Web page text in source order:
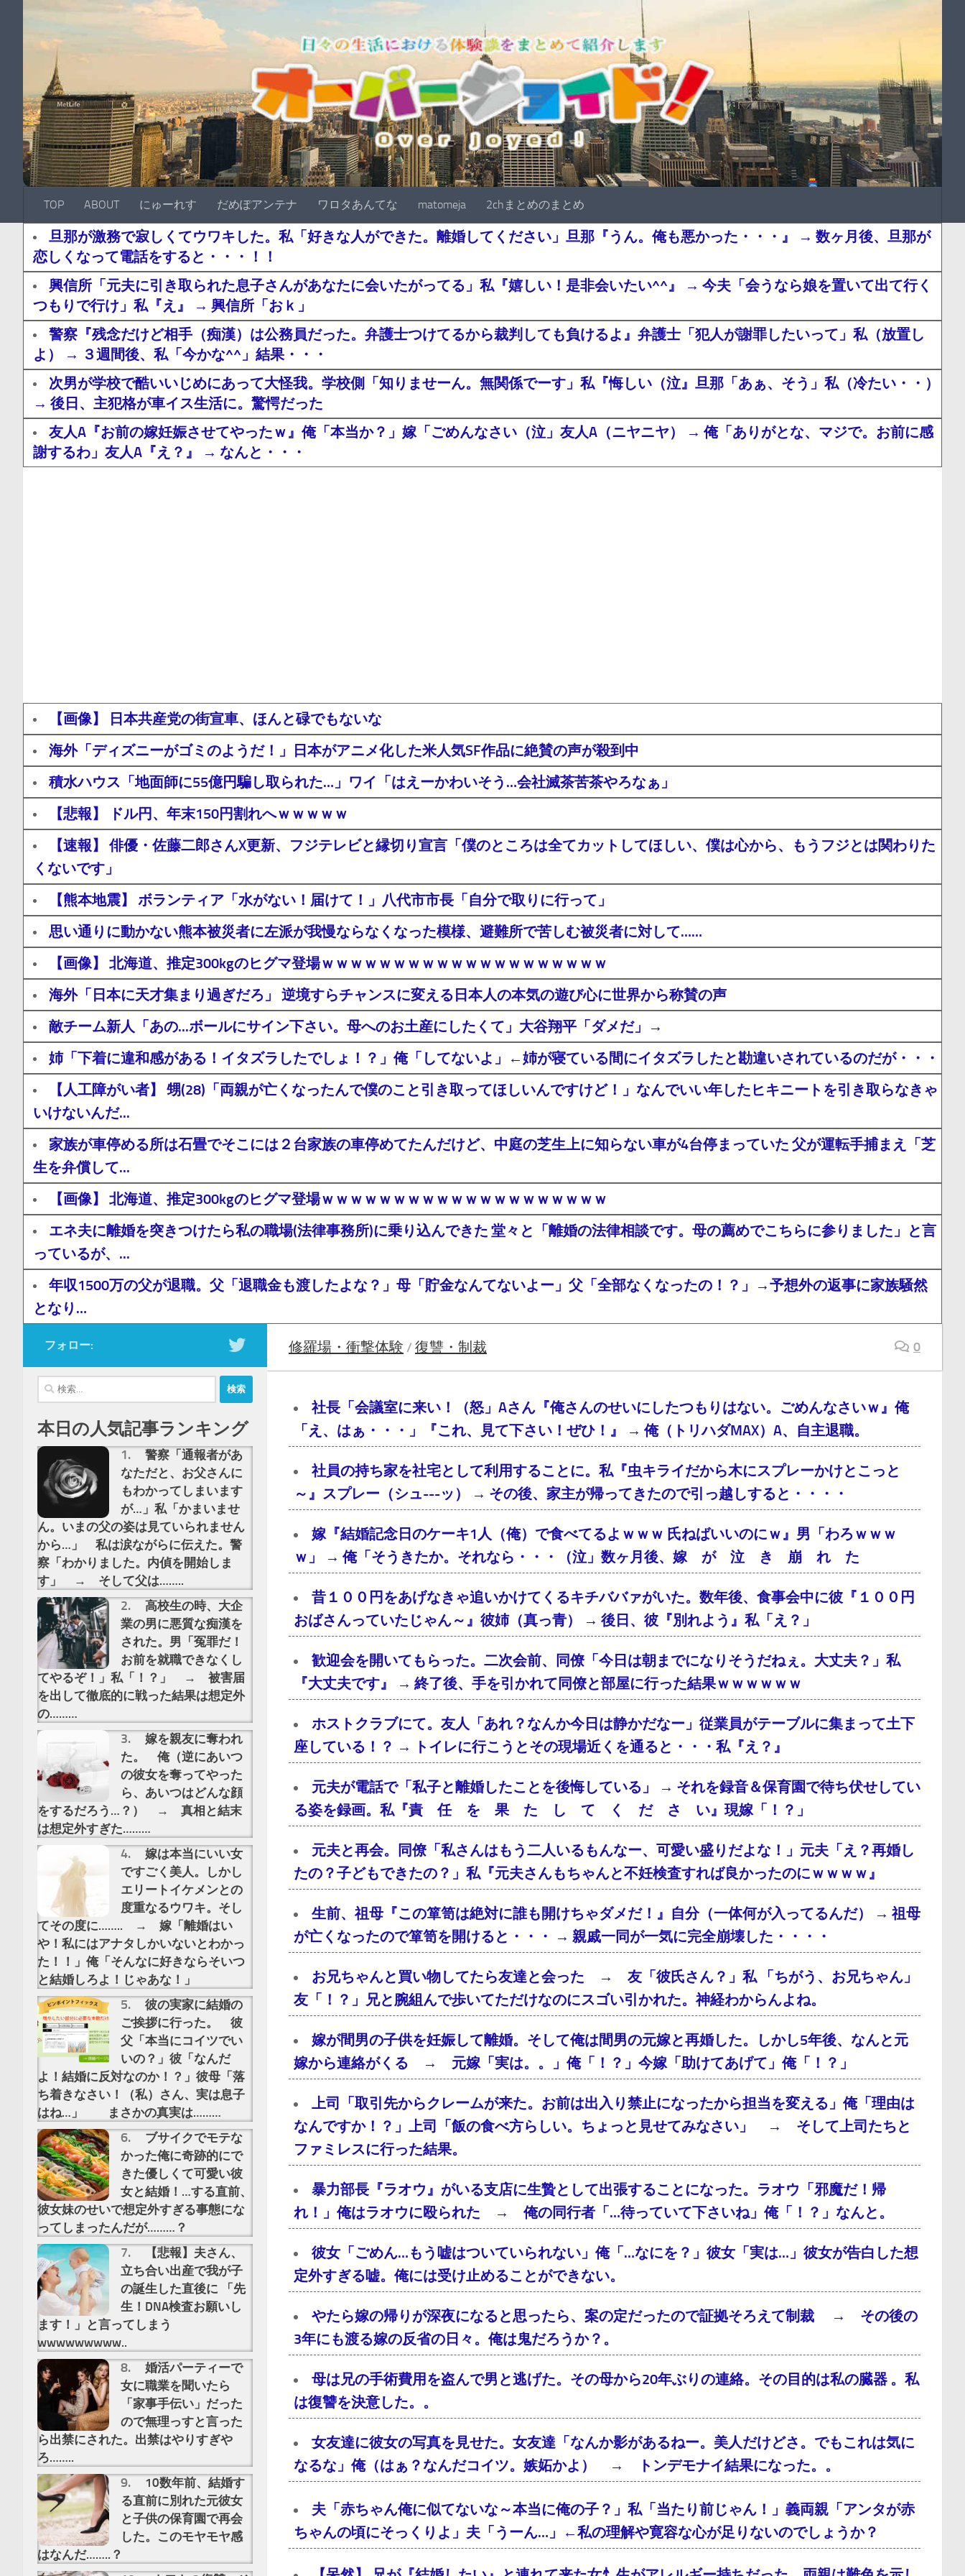
TOP ABOUT にゅーれす だめぽアンテナ ワロタあんてな matomeja 2chまとめのまとめ
旦那が激務で寂しくてウワキした。私「好きな人ができた。離婚してください」旦那『うん。俺も悪かった・・・』 → 数ヶ月後、旦那が
恋しくなって電話をすると・・・！！
興信所「元夫に引き取られた息子さんがあなたに会いたがってる」私『嬉しい！是非会いたい^^』 → 今夫「会うなら娘を置いて出て行く
つもりで行け」私『え』 → 興信所「おｋ」
警察『残念だけど相手（痴漢）は公務員だった。弁護士つけてるから裁判しても負けるよ』弁護士「犯人が謝罪したいって」私（放置し
よ） → ３週間後、私「今かな^^」結果・・・
次男が学校で酷いいじめにあって大怪我。学校側「知りませーん。無関係でーす」私『悔しい（泣』旦那「あぁ、そう」私（冷たい・・）
→ 後日、主犯格が車イス生活に。驚愕だった
友人A『お前の嫁妊娠させてやったｗ』俺「本当か？」嫁「ごめんなさい（泣」友人A（ニヤニヤ） → 俺「ありがとな、マジで。お前に感
謝するわ」友人A『え？』 → なんと・・・
【画像】 日本共産党の街宣車、ほんと碌でもないな
海外「ディズニーがゴミのようだ！」日本がアニメ化した米人気SF作品に絶賛の声が殺到中
積水ハウス「地面師に55億円騙し取られた…」ワイ「はえーかわいそう…会社滅茶苦茶やろなぁ」
【悲報】 ドル円、年末150円割れへｗｗｗｗｗ
【速報】 俳優・佐藤二郎さんX更新、フジテレビと縁切り宣言「僕のところは全てカットしてほしい、僕は心から、もうフジとは関わりた
くないです」
【熊本地震】 ボランティア「水がない！届けて！」八代市市長「自分で取りに行って」
思い通りに動かない熊本被災者に左派が我慢ならなくなった模様、避難所で苦しむ被災者に対して……
【画像】 北海道、推定300kgのヒグマ登場ｗｗｗｗｗｗｗｗｗｗｗｗｗｗｗｗｗｗｗｗ
海外「日本に天才集まり過ぎだろ」 逆境すらチャンスに変える日本人の本気の遊び心に世界から称賛の声
敵チーム新人「あの...ボールにサイン下さい。母へのお土産にしたくて」大谷翔平「ダメだ」→
姉「下着に違和感がある！イタズラしたでしょ！？」俺「してないよ」←姉が寝ている間にイタズラしたと勘違いされているのだが・・・
【人工障がい者】 甥(28)「両親が亡くなったんで僕のこと引き取ってほしいんですけど！」なんでいい年したヒキニートを引き取らなきゃ
いけないんだ...
家族が車停める所は石畳でそこには２台家族の車停めてたんだけど、中庭の芝生上に知らない車が4台停まっていた 父が運転手捕まえ「芝
生を弁償して...
【画像】 北海道、推定300kgのヒグマ登場ｗｗｗｗｗｗｗｗｗｗｗｗｗｗｗｗｗｗｗｗ
エネ夫に離婚を突きつけたら私の職場(法律事務所)に乗り込んできた 堂々と「離婚の法律相談です。母の薦めでこちらに参りました」と言
っているが、...
年収1500万の父が退職。父「退職金も渡したよな？」母「貯金なんてないよー」父「全部なくなったの！？」→予想外の返事に家族騒然
となり…
修羅場・衝撃体験 / 復讐・制裁 0
社長「会議室に来い！（怒」Aさん『俺さんのせいにしたつもりはない。ごめんなさいｗ』俺
「え、はぁ・・・」『これ、見て下さい！ぜひ！』 → 俺（トリハダMAX）A、自主退職。
社員の持ち家を社宅として利用することに。私『虫キライだから木にスプレーかけとこっと
～』スプレー（シュ---ッ） → その後、家主が帰ってきたので引っ越しすると・・・・
嫁『結婚記念日のケーキ1人（俺）で食べてるよｗｗｗ 氏ねばいいのにｗ』男「わろｗｗｗ
ｗ」 → 俺「そうきたか。それなら・・・（泣」数ヶ月後、嫁 が 泣 き 崩 れ た
昔１００円をあげなきゃ追いかけてくるキチババァがいた。数年後、食事会中に彼『１００円
おばさんっていたじゃん～』彼姉（真っ青） → 後日、彼『別れよう』私「え？」
歓迎会を開いてもらった。二次会前、同僚「今日は朝までになりそうだねぇ。大丈夫？」私
『大丈夫です』 → 終了後、手を引かれて同僚と部屋に行った結果ｗｗｗｗｗｗ
ホストクラブにて。友人「あれ？なんか今日は静かだなー」従業員がテーブルに集まって土下
座している！？ → トイレに行こうとその現場近くを通ると・・・私『え？』
元夫が電話で「私子と離婚したことを後悔している」 → それを録音＆保育園で待ち伏せしてい
る姿を録画。私『責 任 を 果 た し て く だ さ い』現嫁「！？」
元夫と再会。同僚「私さんはもう二人いるもんなー、可愛い盛りだよな！」元夫「え？再婚し
たの？子どもできたの？」私『元夫さんもちゃんと不妊検査すれば良かったのにｗｗｗｗ』
生前、祖母『この箪笥は絶対に誰も開けちゃダメだ！』自分（一体何が入ってるんだ） → 祖母
が亡くなったので箪笥を開けると・・・ → 親戚一同が一気に完全崩壊した・・・・
お兄ちゃんと買い物してたら友達と会った → 友「彼氏さん？」私 「ちがう、お兄ちゃん」
友「！？」兄と腕組んで歩いてただけなのにスゴい引かれた。神経わからんよね。
嫁が間男の子供を妊娠して離婚。そして俺は間男の元嫁と再婚した。しかし5年後、なんと元
嫁から連絡がくる → 元嫁「実は。。」俺「！？」今嫁「助けてあげて」俺「！？」
上司「取引先からクレームが来た。お前は出入り禁止になったから担当を変える」俺「理由は
なんですか！？」上司「飯の食べ方らしい。ちょっと見せてみなさい」 → そして上司たちと
ファミレスに行った結果。
暴力部長『ラオウ』がいる支店に生贄として出張することになった。ラオウ「邪魔だ！帰
れ！」俺はラオウに殴られた → 俺の同行者「…待っていて下さいね」俺「！？」なんと。
彼女「ごめん…もう嘘はついていられない」俺「…なにを？」彼女「実は…」彼女が告白した想
定外すぎる嘘。俺には受け止めることができない。
やたら嫁の帰りが深夜になると思ったら、案の定だったので証拠そろえて制裁 → その後の
3年にも渡る嫁の反省の日々。俺は鬼だろうか？。
母は兄の手術費用を盗んで男と逃げた。その母から20年ぶりの連絡。その目的は私の臓器 。私
は復讐を決意した。。
女友達に彼女の写真を見せた。女友達「なんか影があるねー。美人だけどさ。でもこれは気に
なるな」俺（はぁ？なんだコイツ。嫉妬かよ） → トンデモナイ結果になった。。
夫「赤ちゃん俺に似てないな～本当に俺の子？」私「当たり前じゃん！」義両親「アンタが赤
ちゃんの頃にそっくりよ」夫「うーん…」←私の理解や寛容な心が足りないのでしょうか？
フォロー:
検
索:
本日の人気記事ランキング
警察「通報者があ
なただと、お父さんに
もわかってしまいます
が…」私「かまいませ
ん。いまの父の姿は見ていられません
から…」 私は涙ながらに伝えた。警
察「わかりました。内偵を開始しま
す」 → そして父は……..
高校生の時、大企
業の男に悪質な痴漢を
された。男「冤罪だ！
お前を就職できなくし
てやるぞ！」私「！？」 → 被害届
を出して徹底的に戦った結果は想定外
の………
嫁を親友に奪われ
た。 俺（逆にあいつ
の彼女を奪ってやった
ら、あいつはどんな顔
をするだろう…？） → 真相と結末
は想定外すぎた………
嫁は本当にいい女
ですごく美人。しかし
エリートイケメンとの
度重なるウワキ。そし
てその度に…….. → 嫁「離婚はい
や！私にはアナタしかいないとわかっ
た！！」俺「そんなに好きならそいつ
と結婚しろよ！じゃあな！」
彼の実家に結婚の
ご挨拶に行った。 彼
父「本当にコイツでい
いの？」彼「なんだ
よ！結婚に反対なのか！？」彼母「落
ち着きなさい！（私）さん、実は息子
はね…」 まさかの真実は………
ブサイクでモテな
かった俺に奇跡的にで
きた優しくて可愛い彼
女と結婚！…する直前、
彼女妹のせいで想定外すぎる事態にな
ってしまったんだが………？
【悲報】夫さん、
立ち合い出産で我が子
の誕生した直後に 「先
生！DNA検査お願いし
ます！」と言ってしまう
wwwwwwwww..
婚活パーティーで
女に職業を聞いたら
「家事手伝い」だった
ので無理っすと言った
ら出禁にされた。出禁はやりすぎや
ろ……..
10数年前、結婚す
る直前に別れた元彼女
と子供の保育園で再会
した。このモヤモヤ感
はなんだ……..？